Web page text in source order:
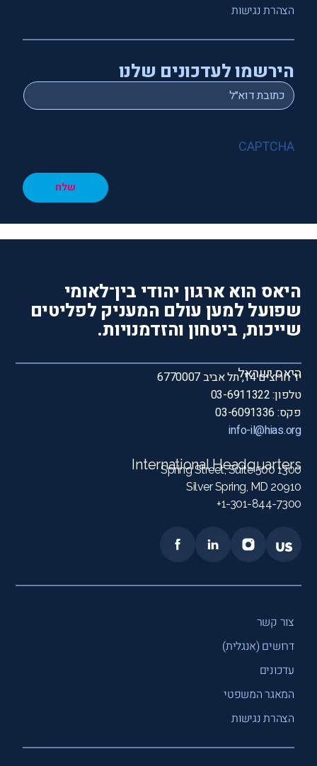
הצהרת נגישות
הירשמו לעדכונים שלנו
Email
*
CAPTCHA
שלח
היאס הוא ארגון יהודי בין־לאומי
שפועל למען עולם המעניק לפליטים
שייכות, ביטחון והזדמנויות.
היאס ישראל
יד חרוצים 14, תל אביב 6770007
טלפון: 03-6911322
פקס: 03-6091336
info-il@hias.org
International Headquarters
1300 Spring Street, Suite 500
Silver Spring, MD 20910
1-301-844-7300+
צור קשר
דרושים (אנגלית)
עדכונים
המאגר המשפטי
הצהרת נגישות